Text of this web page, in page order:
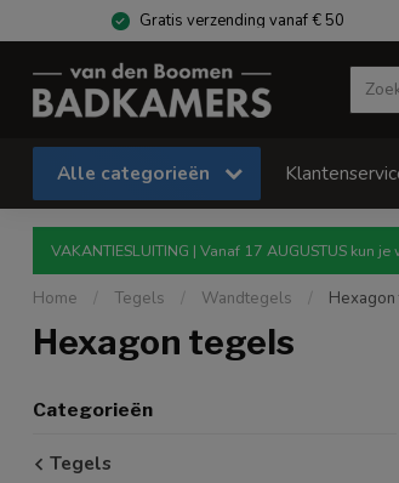
Gratis verzending vanaf € 50
Alle categorieën
VAKANTIESLUITING | Vanaf 17 AUGUSTUS
Home / Tegels / Wandtegels /
Hexagon tegels
Categorieën
Tegels